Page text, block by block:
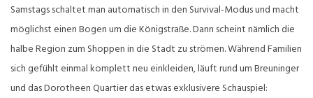
Samstags schaltet man automatisch in den Survival-Modus und macht
möglichst einen Bogen um die Königstraße. Dann scheint nämlich die
halbe Region zum Shoppen in die Stadt zu strömen. Während Familien
sich gefühlt einmal komplett neu einkleiden, läuft rund um Breuninger
und das Dorotheen Quartier das etwas exklusivere Schauspiel: